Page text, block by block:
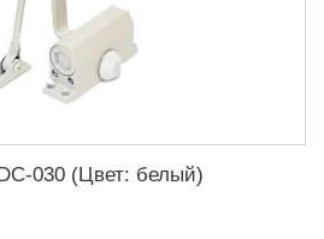
030 (Цвет: белый)